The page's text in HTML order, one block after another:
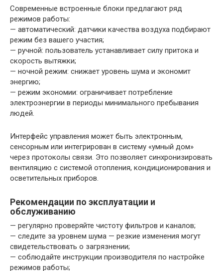
Современные встроенные блоки предлагают ряд
режимов работы:
— автоматический: датчики качества воздуха подбирают
режим без вашего участия;
— ручной: пользователь устанавливает силу притока и
скорость вытяжки;
— ночной режим: снижает уровень шума и экономит
энергию;
— режим экономии: ограничивает потребление
электроэнергии в периоды минимального пребывания
людей.
Интерфейс управления может быть электронным,
сенсорным или интегрирован в систему «умный дом»
через протоколы связи. Это позволяет синхронизировать
вентиляцию с системой отопления, кондиционирования и
осветительных приборов.
Рекомендации по эксплуатации и
обслуживанию
— регулярно проверяйте чистоту фильтров и каналов;
— следите за уровнем шума — резкие изменения могут
свидетельствовать о загрязнении;
— соблюдайте инструкции производителя по настройке
режимов работы;